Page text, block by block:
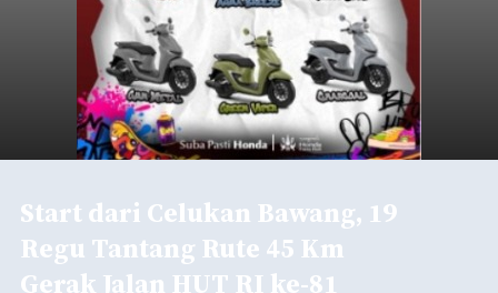
Start dari Celukan Bawang, 19
Regu Tantang Rute 45 Km
Gerak Jalan HUT RI ke-81